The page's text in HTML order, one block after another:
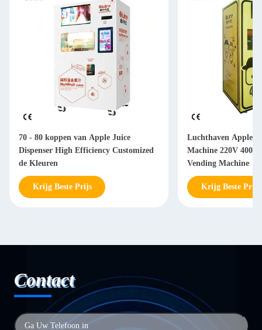
70 - 80 koppen van Apple Juice
Dispenser High Efficiency Customized
de Kleuren
Krijg Beste Prijs
Luchthaven Apple
Machine 220V
Vending Machine
Krijg Beste Prijs
Contact